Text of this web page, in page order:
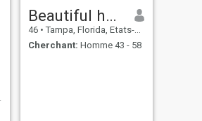
Beautiful hear
46 • Tampa, Florida, Etats-Unis
Cherchant: Homme 43 - 58